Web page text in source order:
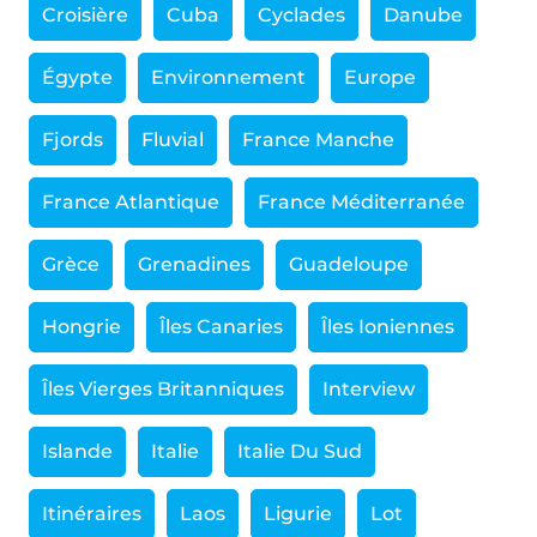
Croisière Cuba Cyclades Danube
Égypte Environnement Europe
Fjords Fluvial France Manche
France Atlantique France Méditerranée
Grèce Grenadines Guadeloupe
Hongrie Îles Canaries Îles Ioniennes
Îles Vierges Britanniques Interview
Islande Italie Italie Du Sud
Itinéraires Laos Ligurie Lot